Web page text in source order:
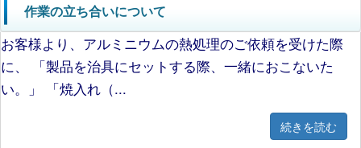
作業の立ち合いについて
お客様より、アルミニウムの熱処理のご依頼を受けた際
に、 「製品を治具にセットする際、一緒におこないた
い。」 「焼入れ（...
続きを読む